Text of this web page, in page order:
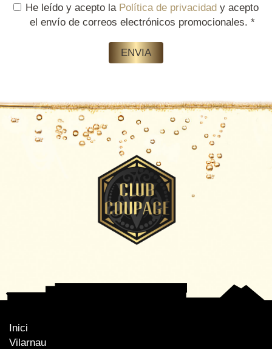
He leído y acepto la Política de privacidad y acepto
el envío de correos electrónicos promocionales. *
ENVIA
Inici
Vilarnau